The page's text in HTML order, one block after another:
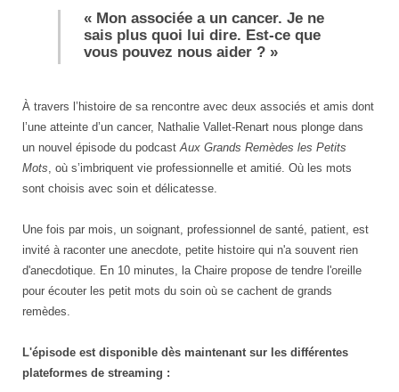
« Mon associée a un cancer. Je ne
sais plus quoi lui dire. Est-ce que
vous pouvez nous aider ? »
À travers l’histoire de sa rencontre avec deux associés et amis dont
l’une atteinte d’un cancer, Nathalie Vallet-Renart nous plonge dans
un nouvel épisode du podcast Aux Grands Remèdes les Petits
Mots , où s’imbriquent vie professionnelle et amitié. Où les mots
sont choisis avec soin et délicatesse.
Une fois par mois, un soignant, professionnel de santé, patient, est
invité à raconter une anecdote, petite histoire qui n'a souvent rien
d'anecdotique. En 10 minutes, la Chaire propose de tendre l'oreille
pour écouter les petit mots du soin où se cachent de grands
remèdes.
L'épisode est disponible dès maintenant sur les différentes
plateformes de streaming :